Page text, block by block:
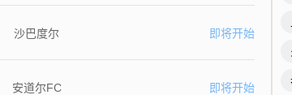
沙巴度尔 即将开始
安道尔FC 即将开始